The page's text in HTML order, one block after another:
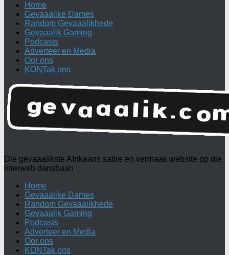
Home
Gevaaalike Dames
Random Gevaaalikhede
Gevaaalik Gaming
Podcasts
Adverteer en Media
Oor ons
KONTak ons
Die gevaaalikste Afrikaans satire en vermaak website op die
interweb dansbaan
Home
Gevaaalike Dames
Random Gevaaalikhede
Gevaaalik Gaming
Podcasts
Adverteer en Media
Oor ons
KONTak ons